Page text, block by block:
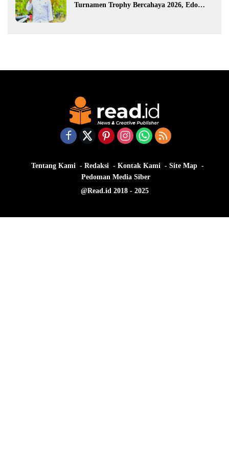
Turnamen Trophy Bercahaya 2026, Edo
Tentang Kami Redaksi Kontak Kami
Site Map
Pedoman Media Siber
@Read.id 2018 - 2025